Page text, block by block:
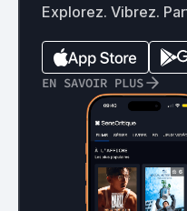
Explorez. Vibrez.
EN SAVOIR PLUS